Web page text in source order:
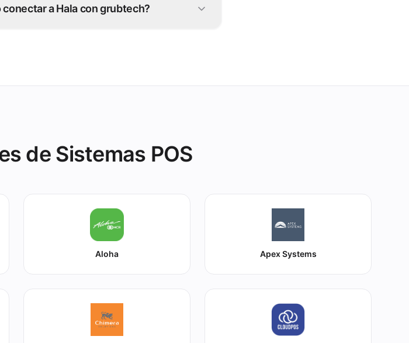
a Hala con grubtech?
de Sistemas POS
Aloha Apex Systems